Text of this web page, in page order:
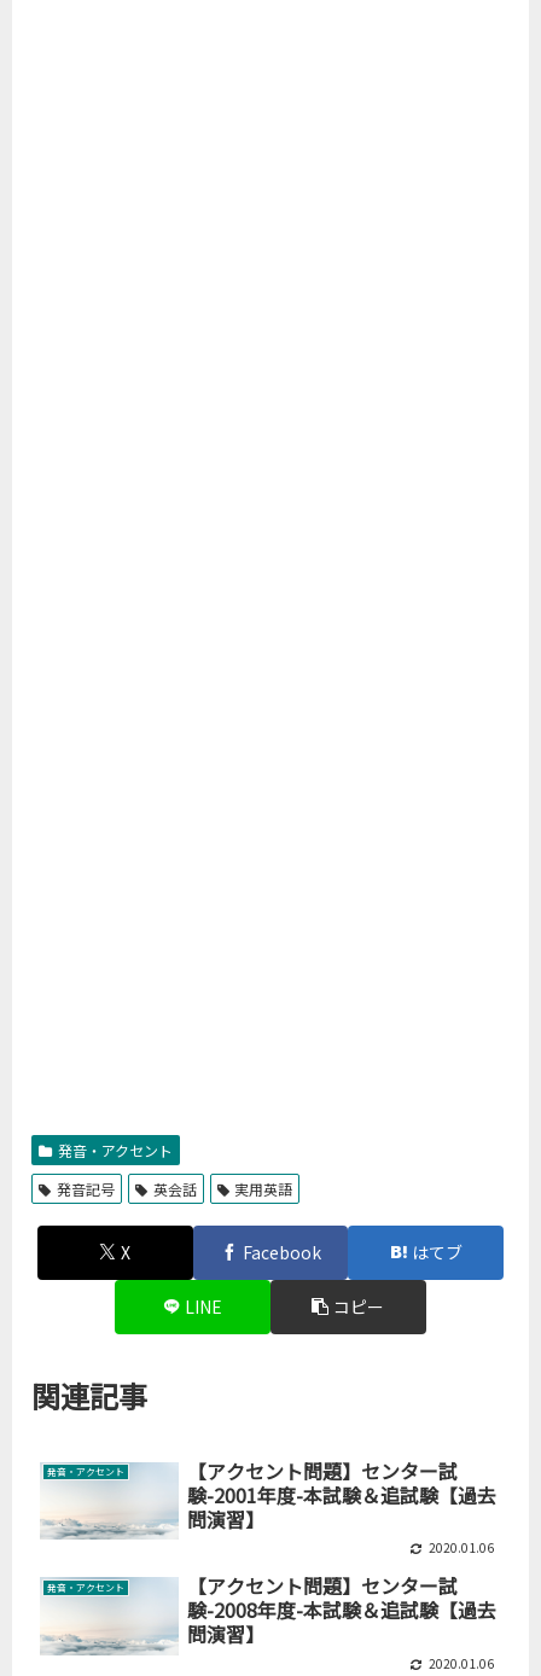
発音・アクセント
発音記号
英会話 実用英語
X Facebook はてブ
LINE コピー
関連記事
発音・アクセント
【アクセント問題】センター試
験-2001年度-本試験＆追試験【過去
問演習】
2020.01.06
発音・アクセント
【アクセント問題】センター試
験-2008年度-本試験＆追試験【過去
問演習】
2020.01.06